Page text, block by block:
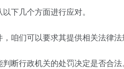
下几个方面进行应对。
咱们可以要求其提供相关法律
断行政机关的处罚决定是否合